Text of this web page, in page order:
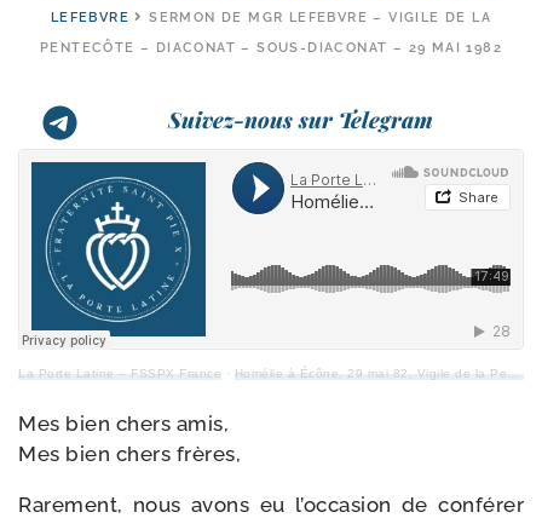
LEFEBVRE
SERMON DE MGR LEFEBVRE – VIGILE DE LA
PENTECÔTE – DIACONAT – SOUS-DIACONAT – 29 MAI 1982
Suivez-nous sur Telegram
La Porte Latine – FSSPX France · Homélie à Écône, 29 mai 82, Vigile de la Pentecôte, sous-​diaconat et diaconat
Mes bien chers amis,
Mes bien chers frères,
Rarement, nous avons eu l’occasion de confé­rer